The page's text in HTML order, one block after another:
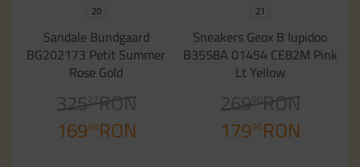
20
Sandale Bundgaard
BG202173 Petit Summer
Rose Gold
32527RON
16990RON
21
Sneakers Geox B Iupidoo
B3558A 01454 CE82M Pink
Lt Yellow
269 90RON
17990RON